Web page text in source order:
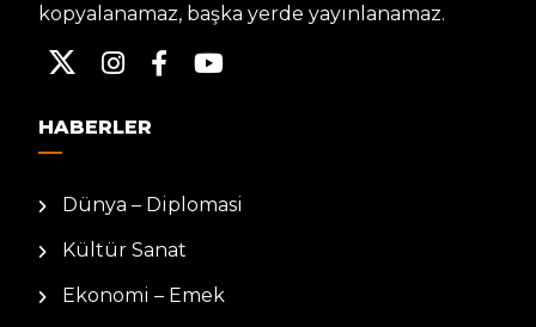
kopyalanamaz, başka yerde yayınlanamaz.
HABERLER
Dünya – Diplomasi
Kültür Sanat
Ekonomi – Emek